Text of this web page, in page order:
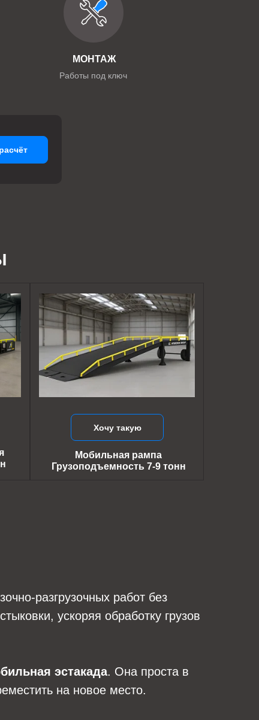
МОНТАЖ
Работы под ключ
Хочу такую
Мобильная рампа
Грузоподъемность 7-9 тонн
разгрузочных работ без
ускоряя обработку грузов
эстакада. Она проста в
на новое место.